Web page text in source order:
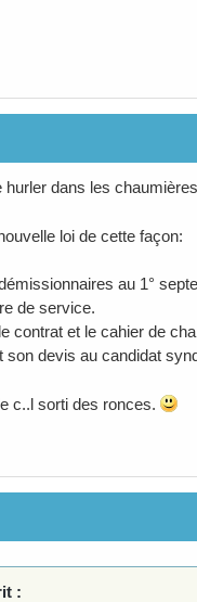
dans les
loi de cette façon:
au 1°
de service.
contrat et le cahier de
devis au candidat
c..l sorti des ronces.
: